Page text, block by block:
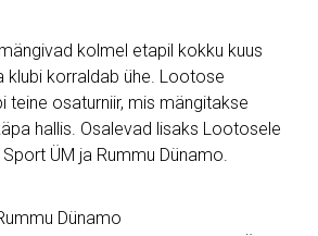
kolmel etapil kokku kuus
klubi korraldab ühe. Lootose
teine osaturniir, mis mängitakse
hallis. Osalevad lisaks Lootosele
ÜM ja Rummu Dünamo.
Dünamo